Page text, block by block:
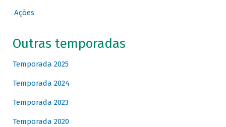
Ações
Outras temporadas
Temporada 2025
Temporada 2024
Temporada 2023
Temporada 2020